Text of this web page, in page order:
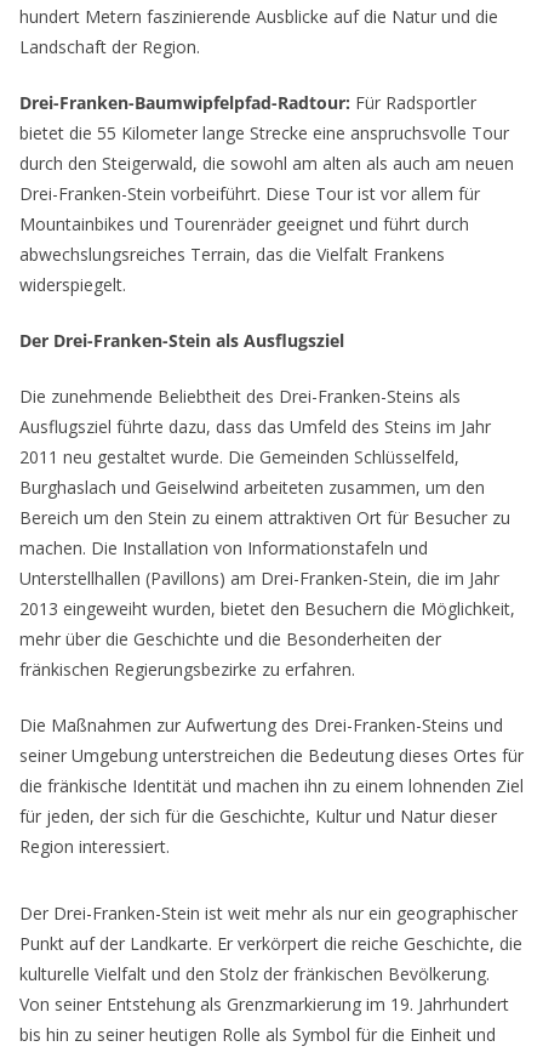
hundert Metern faszinierende Ausblicke auf die Natur und die
Landschaft der Region.
Drei-Franken-Baumwipfelpfad-Radtour: Für Radsportler
bietet die 55 Kilometer lange Strecke eine anspruchsvolle Tour
durch den Steigerwald, die sowohl am alten als auch am neuen
Drei-Franken-Stein vorbeiführt. Diese Tour ist vor allem für
Mountainbikes und Tourenräder geeignet und führt durch
abwechslungsreiches Terrain, das die Vielfalt Frankens
widerspiegelt.
Der Drei-Franken-Stein als Ausflugsziel
Die zunehmende Beliebtheit des Drei-Franken-Steins als
Ausflugsziel führte dazu, dass das Umfeld des Steins im Jahr
2011 neu gestaltet wurde. Die Gemeinden Schlüsselfeld,
Burghaslach und Geiselwind arbeiteten zusammen, um den
Bereich um den Stein zu einem attraktiven Ort für Besucher zu
machen. Die Installation von Informationstafeln und
Unterstellhallen (Pavillons) am Drei-Franken-Stein, die im Jahr
2013 eingeweiht wurden, bietet den Besuchern die Möglichkeit,
mehr über die Geschichte und die Besonderheiten der
fränkischen Regierungsbezirke zu erfahren.
Die Maßnahmen zur Aufwertung des Drei-Franken-Steins und
seiner Umgebung unterstreichen die Bedeutung dieses Ortes für
die fränkische Identität und machen ihn zu einem lohnenden Ziel
für jeden, der sich für die Geschichte, Kultur und Natur dieser
Region interessiert.
Der Drei-Franken-Stein ist weit mehr als nur ein geographischer
Punkt auf der Landkarte. Er verkörpert die reiche Geschichte, die
kulturelle Vielfalt und den Stolz der fränkischen Bevölkerung.
Von seiner Entstehung als Grenzmarkierung im 19. Jahrhundert
bis hin zu seiner heutigen Rolle als Symbol für die Einheit und